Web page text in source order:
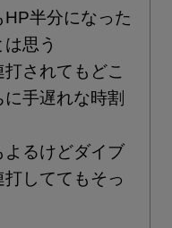
半分になった
思う
されてもどこ
手遅れな時割
るけどダイブ
しててもそっ